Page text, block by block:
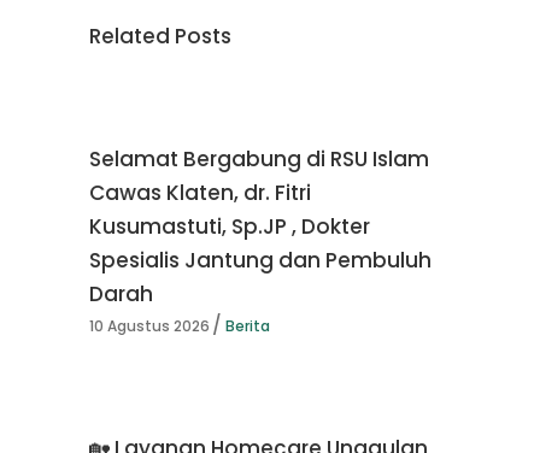
Related Posts
Selamat Bergabung di RSU Islam
Cawas Klaten, dr. Fitri
Kusumastuti, Sp.JP , Dokter
Spesialis Jantung dan Pembuluh
Darah
10 Agustus 2026 Berita